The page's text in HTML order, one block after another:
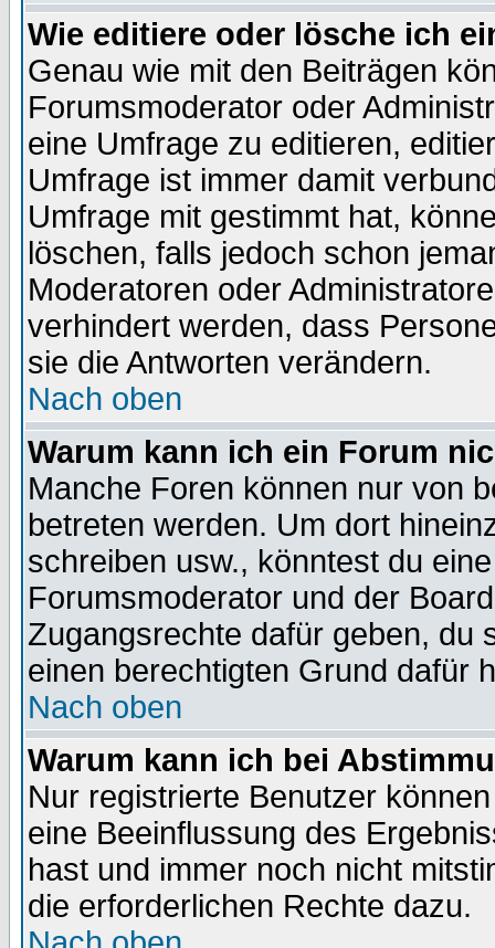
Wie editiere oder lösche ich
Genau wie mit den Beiträgen
Forumsmoderator oder
eine Umfrage zu editieren,
Umfrage ist immer damit
Umfrage mit gestimmt hat,
löschen, falls jedoch schon
Moderatoren oder
verhindert werden, dass
sie die Antworten verändern.
Nach oben
Warum kann ich ein Forum
Manche Foren können nur von
betreten werden. Um dort
schreiben usw., könntest du
Forumsmoderator und der
Zugangsrechte dafür geben, du
einen berechtigten Grund dafür
Nach oben
Warum kann ich bei
Nur registrierte Benutzer
eine Beeinflussung des
hast und immer noch nicht
die erforderlichen Rechte dazu.